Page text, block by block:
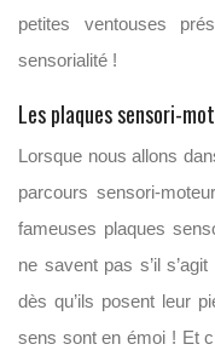
petites ventouses
sensorialité !
Les plaques sensori-
Lorsque nous allons
parcours sensori-
fameuses plaques
ne savent pas s’il
dès qu’ils posent leur
sens sont en émoi ! Et